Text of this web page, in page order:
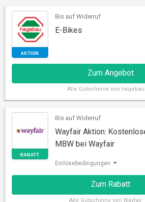
AKTION
AKTION
Bis auf Widerruf
E-Bikes
Zum Angebot
Alle Gutscheine von hagebau
Bis auf Widerruf
Wayfair Aktion:
MBW bei Wayfair
Einlösebedingungen
Zum Rabatt
Alle Gutscheine von Wayfair